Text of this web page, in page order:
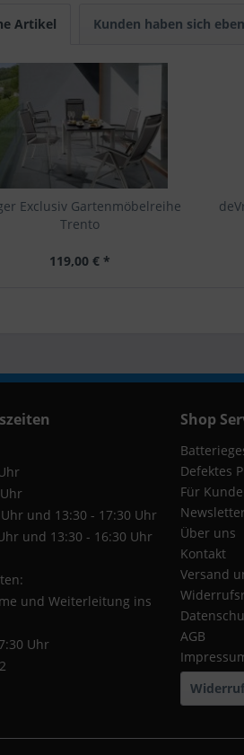
Artikel Kunden haben sich
Exclusiv Gartenmöbelreihe
Trento
119,00 € *
und 13:30 - 17:30 Uhr
und 13:30 - 16:30 Uhr
und Weiterleitung ins
Uhr
Shop
Defektes
Für
Über uns
Kontakt
Versand
AGB